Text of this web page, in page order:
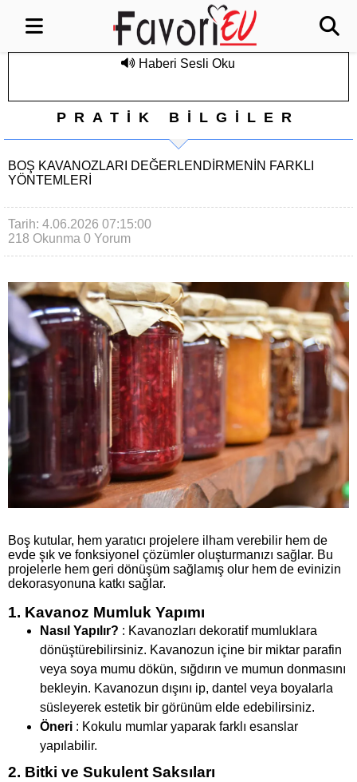
Haberi Sesli Oku
PRATİK BİLGİLER
BOŞ KAVANOZLARI DEĞERLENDIRMENIN FARKLI
YÖNTEMLERI
Tarih: 4.06.2026 07:15:00
218 Okunma 0 Yorum
Boş kutular, hem yaratıcı projelere ilham verebilir hem de
evde şık ve fonksiyonel çözümler oluşturmanızı sağlar. Bu
projelerle hem geri dönüşüm sağlamış olur hem de evinizin
dekorasyonuna katkı sağlar.
1. Kavanoz Mumluk Yapımı
Nasıl Yapılır? : Kavanozları dekoratif mumluklara
dönüştürebilirsiniz. Kavanozun içine bir miktar parafin
veya soya mumu dökün, sığdırın ve mumun donmasını
bekleyin. Kavanozun dışını ip, dantel veya boyalarla
süsleyerek estetik bir görünüm elde edebilirsiniz.
Öneri : Kokulu mumlar yaparak farklı esanslar
yapılabilir.
2. Bitki ve Sukulent Saksıları